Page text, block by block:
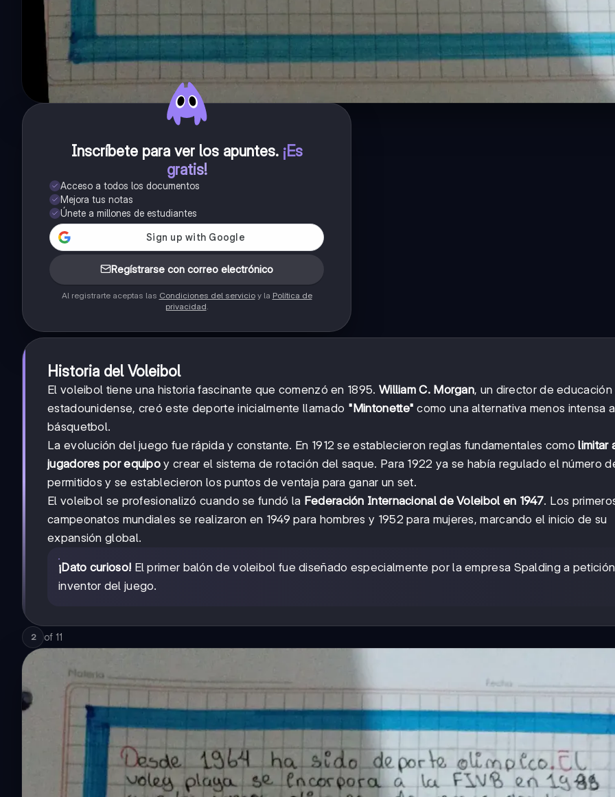
Inscríbete para ver los apuntes. ¡Es
gratis!
Acceso a todos los documentos
Mejora tus notas
Únete a millones de estudiantes
Regístrarse con correo electrónico
Al registrarte aceptas las Condiciones del servicioy la Política de
privacidad.
Historia del Voleibol
El voleibol tiene una historia fascinante que comenzó en 1895. William C. Morgan, un director de educación
estadounidense, creó este deporte inicialmente llamado "Mintonette" como una alternativa menos intensa
básquetbol.
La evolución del juego fue rápida y constante. En 1912 se establecieron reglas fundamentales comolimitar
jugadores por equipo y crear el sistema de rotación del saque. Para 1922 ya se había regulado el número
permitidos y se establecieron los puntos de ventaja para ganar un set.
El voleibol se profesionalizó cuando se fundó la Federación Internacional de Voleibol en 1947. Los
campeonatos mundiales se realizaron en 1949 para hombres y 1952 para mujeres, marcando el inicio de su
expansión global.
¡Dato curioso! El primer balón de voleibol fue diseñado especialmente por la empresa Spalding a
inventor del juego.
2 of 11